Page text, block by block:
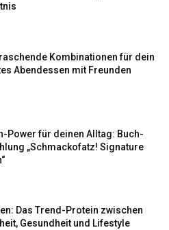
Kombinationen für dein
Abendessen mit Freunden
Power für deinen Alltag: Buch-
„Schmackofatz! Signature
Das Trend-Protein zwischen
Gesundheit und Lifestyle